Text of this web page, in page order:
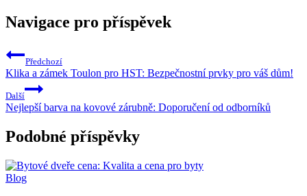
Navigace pro příspěvek
Předchozí
Klika a zámek Toulon pro HST: Bezpečnostní prvky pro váš dům!
Další
Nejlepší barva na kovové zárubně: Doporučení od odborníků
Podobné příspěvky
Blog